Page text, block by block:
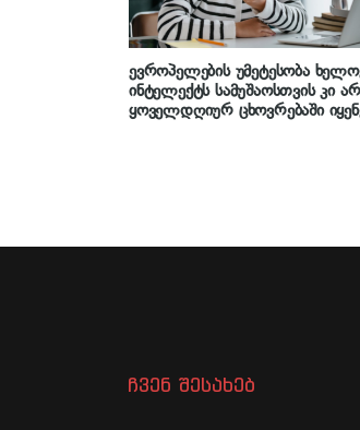
ევროპელების უმეტესობა
ინტელექტს სამუშაოსთვის კი
ყოველდღიურ ცხოვრებაში
ჩვენ შესახებ